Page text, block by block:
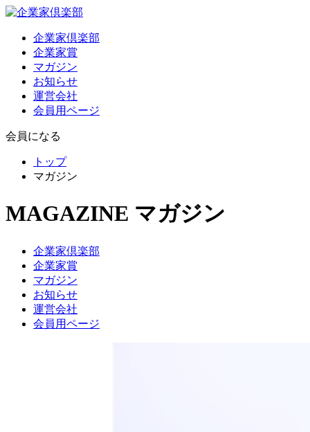
企業家倶楽部
企業家賞
マガジン
お知らせ
運営会社
会員用ページ
会員になる
トップ
マガジン
MAGAZINE マガジン
企業家倶楽部
企業家賞
マガジン
お知らせ
運営会社
会員用ページ